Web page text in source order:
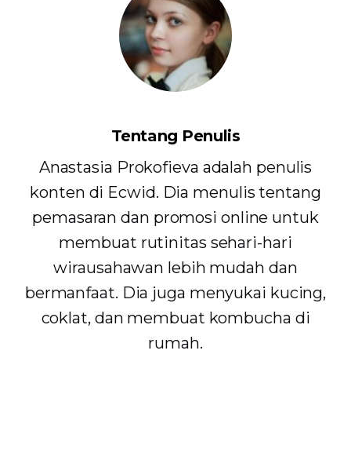
Tentang Penulis
Anastasia Prokofieva adalah penulis
konten di Ecwid. Dia menulis tentang
pemasaran dan promosi online untuk
membuat rutinitas sehari-hari
wirausahawan lebih mudah dan
bermanfaat. Dia juga menyukai kucing,
coklat, dan membuat kombucha di
rumah.